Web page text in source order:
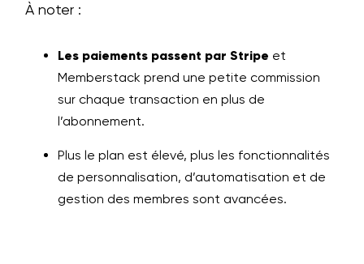
À noter :
Les paiements passent par Stripe et
Memberstack prend une petite commission
sur chaque transaction en plus de
l’abonnement.
Plus le plan est élevé, plus les fonctionnalités
de personnalisation, d’automatisation et de
gestion des membres sont avancées.